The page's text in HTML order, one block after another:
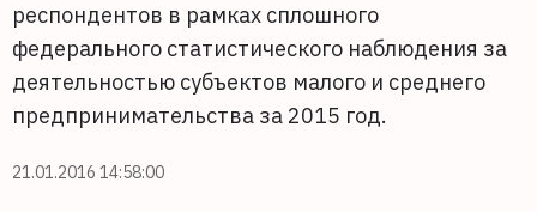
респондентов в рамках сплошного
федерального статистического наблюдения за
деятельностью субъектов малого и среднего
предпринимательства за 2015 год.
21.01.2016 14:58:00